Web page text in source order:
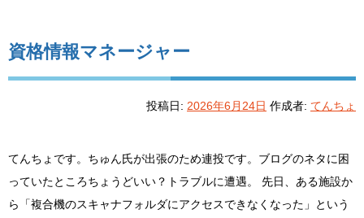
資格情報マネージャー
投稿日: 2026年6月24日 作成者: てんちょ
てんちょです。ちゅん氏が出張のため連投です。ブログのネタに困
っていたところちょうどいい？トラブルに遭遇。 先日、ある施設か
ら「複合機のスキャナフォルダにアクセスできなくなった」という